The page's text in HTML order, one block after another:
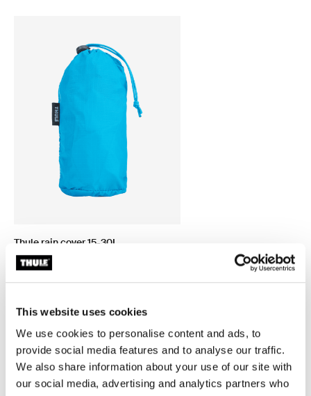
This website uses cookies
We use cookies to personalise content and ads, to
provide social media features and to analyse our traffic.
We also share information about your use of our site with
our social media, advertising and analytics partners who
Thule rain cover 15-30L
cubierta para lluvia 15 - 13L azul Thule
Toggle features
Todas las características
Toggle techspec
Especificaciones técnicas